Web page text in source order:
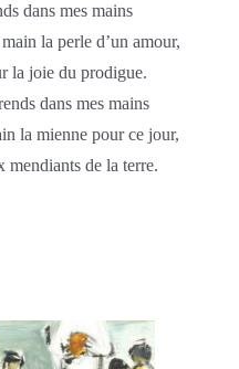
dans mes mains
la perle d’un amour,
la joie du prodigue.
dans mes mains
la mienne pour ce jour,
mendiants de la terre.